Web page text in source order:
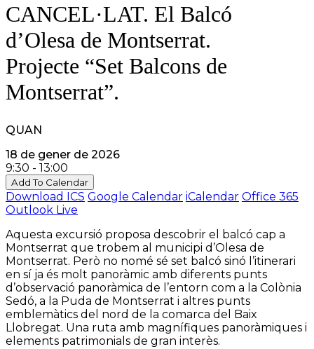
CANCEL·LAT. El Balcó
d’Olesa de Montserrat.
Projecte “Set Balcons de
Montserrat”.
QUAN
18 de gener de 2026
9:30 - 13:00
Add To Calendar
Download ICS Google Calendar iCalendar Office 365
Outlook Live
Aquesta excursió proposa descobrir el balcó cap a
Montserrat que trobem al municipi d’Olesa de
Montserrat. Però no nomé sé set balcó sinó l’itinerari
en sí ja és molt panoràmic amb diferents punts
d’observació panoràmica de l’entorn com a la Colònia
Sedó, a la Puda de Montserrat i altres punts
emblemàtics del nord de la comarca del Baix
Llobregat. Una ruta amb magnífiques panoràmiques i
elements patrimonials de gran interès.